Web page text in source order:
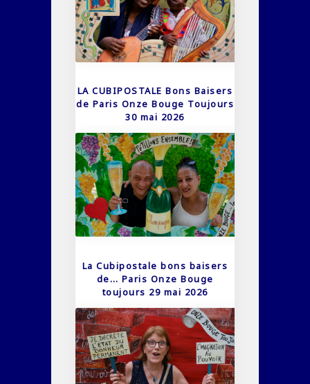
LA CUBIPOSTALE Bons Baisers
de Paris Onze Bouge Toujours
30 mai 2026
La Cubipostale bons baisers
de… Paris Onze Bouge
toujours 29 mai 2026